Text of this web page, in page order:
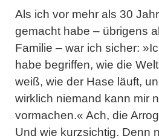
Als ich vor mehr als 30
gemacht habe – übrigens
Familie – war ich sicher:
habe begriffen, wie die
weiß, wie der Hase läuft,
wirklich niemand kann mir
vormachen.« Ach, die
Und wie kurzsichtig. Denn